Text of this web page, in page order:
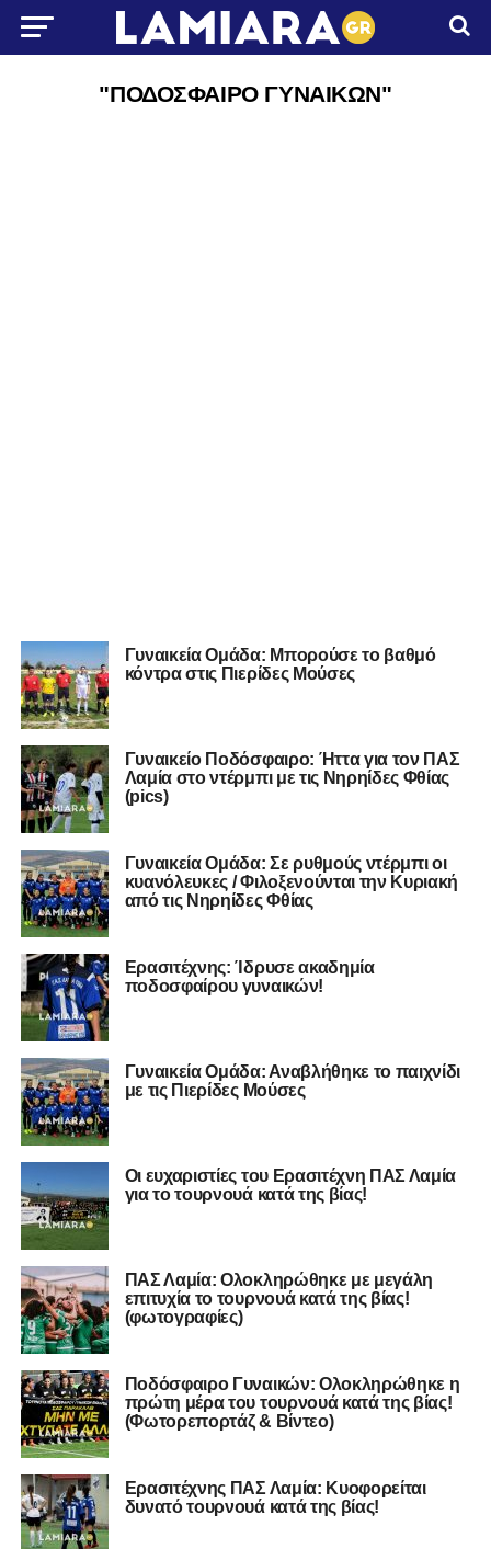
"ΠΟΔΟΣΦΑΙΡΟ ΓΥΝΑΙΚΩΝ"
Γυναικεία Ομάδα: Μπορούσε το βαθμό
κόντρα στις Πιερίδες Μούσες
Γυναικείο Ποδόσφαιρο: Ήττα για τον ΠΑΣ
Λαμία στο ντέρμπι με τις Νηρηίδες Φθίας
(pics)
Γυναικεία Ομάδα: Σε ρυθμούς ντέρμπι οι
κυανόλευκες / Φιλοξενούνται την Κυριακή
από τις Νηρηίδες Φθίας
Ερασιτέχνης: Ίδρυσε ακαδημία
ποδοσφαίρου γυναικών!
Γυναικεία Ομάδα: Αναβλήθηκε το παιχνίδι
με τις Πιερίδες Μούσες
Oι ευχαριστίες του Ερασιτέχνη ΠΑΣ Λαμία
για το τουρνουά κατά της βίας!
ΠΑΣ Λαμία: Ολοκληρώθηκε με μεγάλη
επιτυχία το τουρνουά κατά της βίας!
(φωτογραφίες)
Ποδόσφαιρο Γυναικών: Ολοκληρώθηκε η
πρώτη μέρα του τουρνουά κατά της βίας!
(Φωτορεπορτάζ & Βίντεο)
Ερασιτέχνης ΠΑΣ Λαμία: Κυοφορείται
δυνατό τουρνουά κατά της βίας!